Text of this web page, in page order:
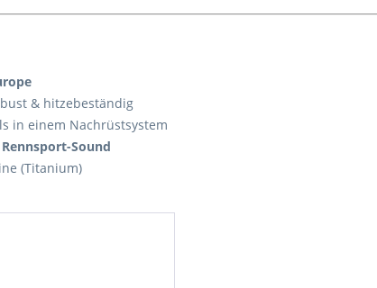
& hitzebeständig
in einem Nachrüstsystem
Sound
(Titanium)